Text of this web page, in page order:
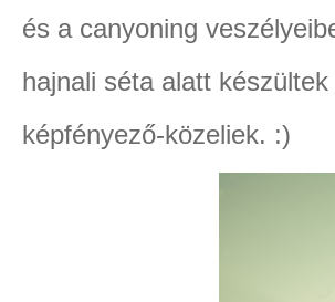
és a canyoning
hajnali séta alatt
képfényező-közeliek. :)